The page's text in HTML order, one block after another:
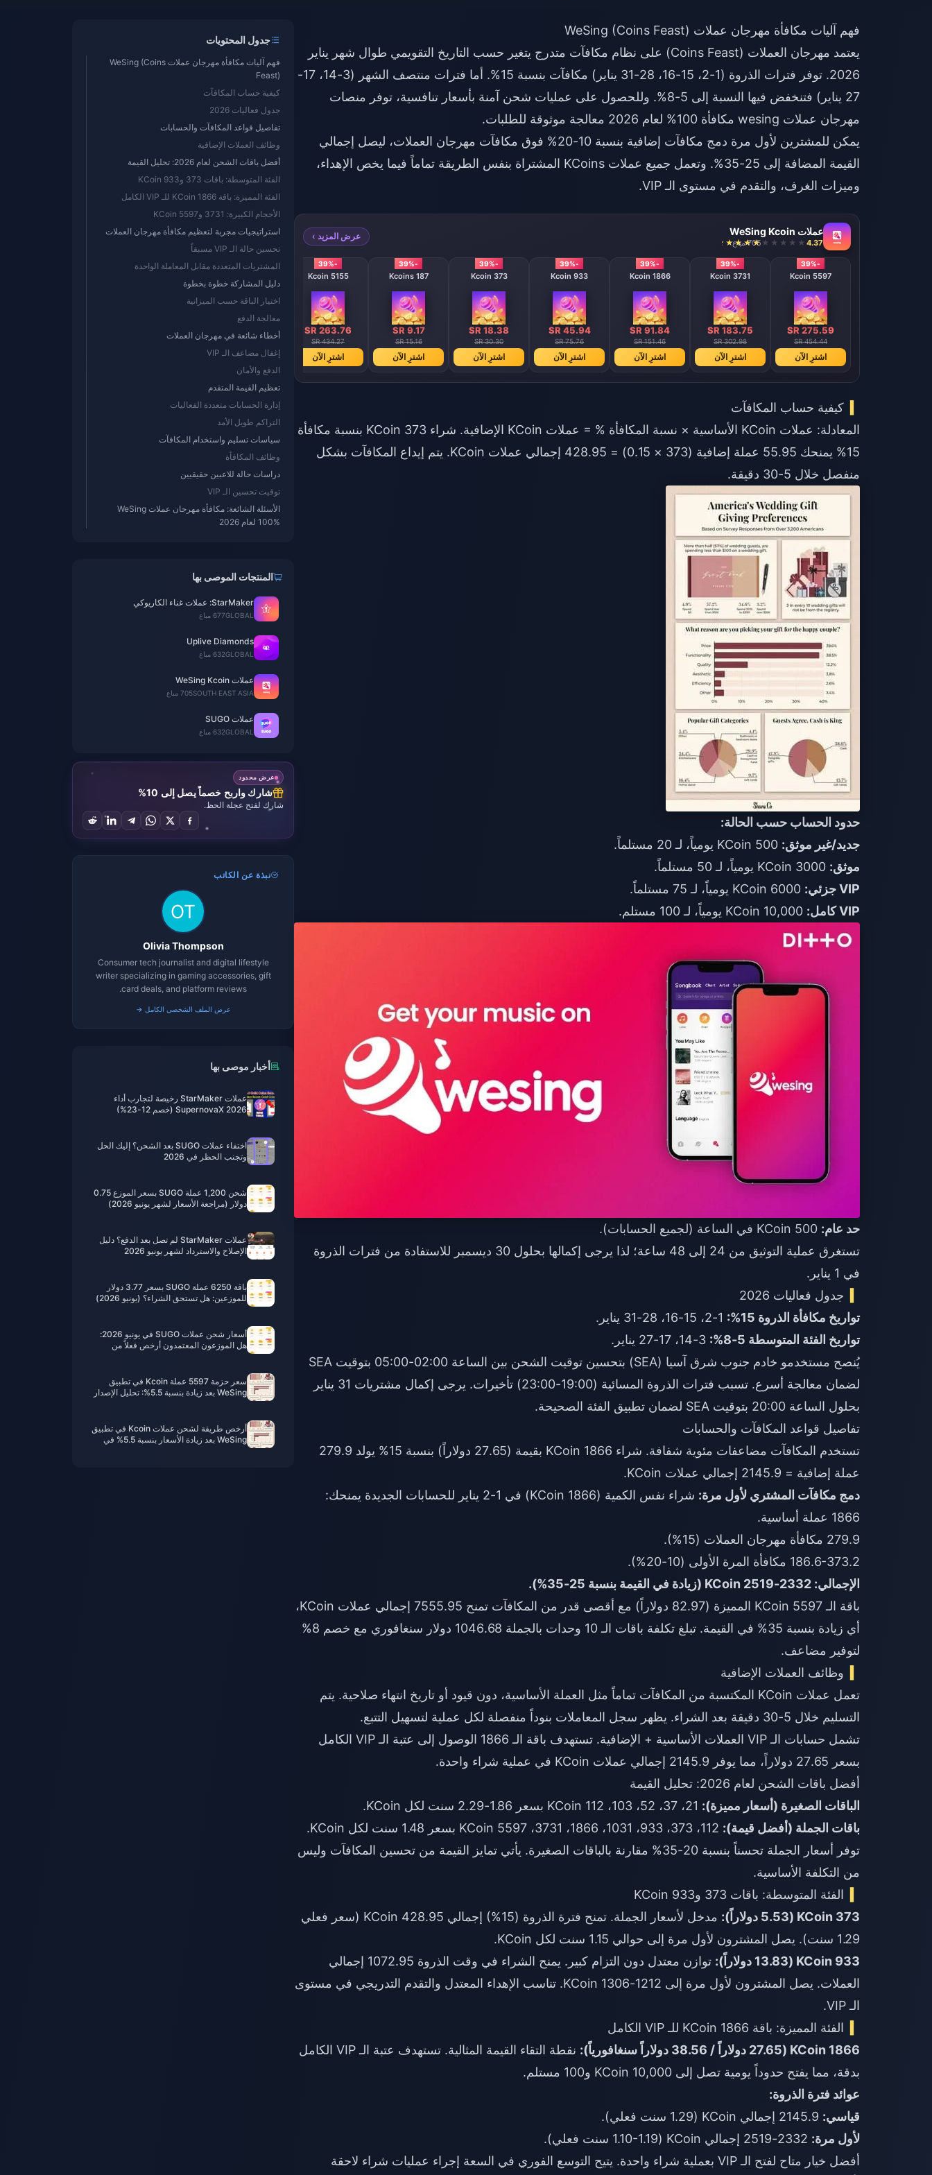
فهم آليات مكافأة مهرجان عملات WeSing (Coins Feast)
يعتمد مهرجان العملات (Coins Feast) على نظام مكافآت متدرج يتغير حسب التاريخ التقويمي طوال شهر يناير
2026. توفر فترات الذروة (1-2، 15-16، 28-31 يناير) مكافآت بنسبة 15%. أما فترات منتصف الشهر (3-14، 17-
27 يناير) فتنخفض فيها النسبة إلى 5-8%. وللحصول على عمليات شحن آمنة بأسعار تنافسية، توفر منصات
مهرجان عملات wesing مكافأة 100% لعام 2026
معالجة موثوقة للطلبات.
يمكن للمشترين لأول مرة دمج مكافآت إضافية بنسبة 10-20% فوق مكافآت مهرجان العملات، ليصل إجمالي
القيمة المضافة إلى 25-35%. وتعمل جميع عملات KCoins المشتراة بنفس الطريقة تماماً فيما يخص الإهداء،
وميزات الغرف، والتقدم في مستوى الـ VIP.
عملات WeSing Kcoin
4.37 705 مباع
عرض المزيد ›
-39%
5597 Kcoin
SR 275.59
SR 454.44
اشترِ الآن
-39%
3731 Kcoin
SR 183.75
SR 302.98
اشترِ الآن
-39%
1866 Kcoin
SR 91.84
SR 151.46
اشترِ الآن
-39%
933 Kcoin
SR 45.94
SR 75.76
اشترِ الآن
-39%
373 Kcoin
SR 18.38
SR 30.30
اشترِ الآن
-39%
187 Kcoins
SR 9.17
SR 15.16
اشترِ الآن
-39%
5155 Kcoin
SR 263.76
SR 434.27
اشترِ الآن
SR 105.46
SR 173.69
اشترِ الآن
SR 52.75
SR 86.88
كيفية حساب المكافآت
المعادلة: عملات KCoin الأساسية × نسبة المكافأة % = عملات KCoin الإضافية. شراء 373 KCoin بنسبة مكافأة
15% يمنحك 55.95 عملة إضافية (373 × 0.15) = 428.95 إجمالي عملات KCoin. يتم إيداع المكافآت بشكل
منفصل خلال 5-30 دقيقة.
حدود الحساب حسب الحالة:
جديد/غير موثق:
موثق:
VIP جزئي:
VIP كامل:
حد عام:
تستغرق عملية التوثيق من 24 إلى 48 ساعة؛ لذا يرجى إكمالها بحلول 30 ديسمبر للاستفادة من فترات الذروة
في 1 يناير.
جدول فعاليات 2026
تواريخ مكافأة الذروة 15%:
تواريخ الفئة المتوسطة 5-8%:
يُنصح مستخدمو خادم جنوب شرق آسيا (SEA) بتحسين توقيت الشحن بين الساعة 02:00-05:00 بتوقيت SEA
لضمان معالجة أسرع. تسبب فترات الذروة المسائية (19:00-23:00) تأخيرات. يرجى إكمال مشتريات 31 يناير
بحلول الساعة 20:00 بتوقيت SEA لضمان تطبيق الفئة الصحيحة.
تفاصيل قواعد المكافآت والحسابات
تستخدم المكافآت مضاعفات مئوية شفافة. شراء 1866 KCoin بقيمة (27.65 دولاراً) بنسبة 15% يولد 279.9
عملة إضافية = 2145.9 إجمالي عملات KCoin.
دمج مكافآت المشتري لأول مرة: شراء نفس الكمية (1866 KCoin) في 1-2 يناير للحسابات الجديدة يمنحك:
1866 عملة أساسية.
279.9 مكافأة مهرجان العملات (15%).
186.6-373.2 مكافأة المرة الأولى (10-20%).
الإجمالي: 2332-2519 KCoin (زيادة في القيمة بنسبة 25-35%).
باقة الـ 5597 KCoin المميزة (82.97 دولاراً) مع أقصى قدر من المكافآت تمنح 7555.95 إجمالي عملات KCoin،
أي زيادة بنسبة 35% في القيمة. تبلغ تكلفة باقات الـ 10 وحدات بالجملة 1046.68 دولار سنغافوري مع خصم 8%
لتوفير مضاعف.
وظائف العملات الإضافية
تعمل عملات KCoin المكتسبة من المكافآت تماماً مثل العملة الأساسية، دون قيود أو تاريخ انتهاء صلاحية. يتم
التسليم خلال 5-30 دقيقة بعد الشراء. يظهر سجل المعاملات بنوداً منفصلة لكل عملية لتسهيل التتبع.
تشمل حسابات الـ VIP العملات الأساسية + الإضافية. تستهدف باقة الـ 1866 الوصول إلى عتبة الـ VIP الكامل
بسعر 27.65 دولاراً، مما يوفر 2145.9 إجمالي عملات KCoin في عملية شراء واحدة.
أفضل باقات الشحن لعام 2026: تحليل القيمة
الباقات الصغيرة (أسعار مميزة):
باقات الجملة (أفضل قيمة):
توفر أسعار الجملة تحسناً بنسبة 20-35% مقارنة بالباقات الصغيرة. يأتي تمايز القيمة من تحسين المكافآت وليس
من التكلفة الأساسية.
الفئة المتوسطة: باقات 373 و933 KCoin
373 KCoin (5.53 دولاراً):
مدخل لأسعار الجملة. تمنح فترة الذروة (15%) إجمالي 428.95 KCoin (سعر فعلي
1.29 سنت). يصل المشترون لأول مرة إلى حوالي 1.15 سنت لكل KCoin.
933 KCoin (13.83 دولاراً):
توازن معتدل دون التزام كبير. يمنح الشراء في وقت الذروة 1072.95 إجمالي
العملات. يصل المشترون لأول مرة إلى 1212-1306 KCoin. تناسب الإهداء المعتدل والتقدم التدريجي في مستوى
الـ VIP.
الفئة المميزة: باقة 1866 KCoin للـ VIP الكامل
1866 KCoin (27.65 دولاراً / 38.56 دولاراً سنغافورياً):
نقطة التقاء القيمة المثالية. تستهدف عتبة الـ VIP الكامل
بدقة، مما يفتح حدوداً يومية تصل إلى 10,000 KCoin و100 مستلم.
عوائد فترة الذروة:
قياسي:
لأول مرة:
أفضل خيار متاح لفتح الـ VIP بعملية شراء واحدة. يتيح التوسع الفوري في السعة إجراء عمليات شراء لاحقة
جدول المحتويات
فهم آليات مكافأة مهرجان عملات WeSing (Coins
Feast)
كيفية حساب المكافآت
جدول فعاليات 2026
تفاصيل قواعد المكافآت والحسابات
وظائف العملات الإضافية
أفضل باقات الشحن لعام 2026: تحليل القيمة
الفئة المتوسطة: باقات 373 و933 KCoin
الفئة المميزة: باقة 1866 KCoin للـ VIP الكامل
الأحجام الكبيرة: 3731 و5597 KCoin
استراتيجيات مجربة لتعظيم مكافأة مهرجان العملات
تحسين حالة الـ VIP مسبقاً
المشتريات المتعددة مقابل المعاملة الواحدة
دليل المشاركة خطوة بخطوة
اختيار الباقة حسب الميزانية
معالجة الدفع
أخطاء شائعة في مهرجان العملات
إغفال مضاعف الـ VIP
الدفع والأمان
تعظيم القيمة المتقدم
إدارة الحسابات متعددة الفعاليات
التراكم طويل الأمد
سياسات تسليم واستخدام المكافآت
وظائف المكافأة
دراسات حالة للاعبين حقيقيين
توقيت تحسين الـ VIP
الأسئلة الشائعة: مكافأة مهرجان عملات WeSing
100% لعام 2026
المنتجات الموصى بها
StarMaker: عملات غناء الكاريوكي
GLOBAL677 مباع
Uplive Diamonds
GLOBAL632 مباع
عملات WeSing Kcoin
SOUTH EAST ASIA705 مباع
عملات SUGO
GLOBAL632 مباع
عرض محدود
شارك واربح خصماً يصل إلى 10%
شارك لفتح عجلة الحظ.
نبذة عن الكاتب
Olivia Thompson
Consumer tech journalist and digital lifestyle
writer specializing in gaming accessories, gift
card deals, and platform reviews.
عرض الملف الشخصي الكامل →
أخبار موصى بها
عملات StarMaker رخيصة لتجارب أداء
SupernovaX 2026 (خصم 12-23%)
اختفاء عملات SUGO بعد الشحن؟ إليك الحل
وتجنب الحظر في 2026
شحن 1,200 عملة SUGO بسعر الموزع 0.75
دولار (مراجعة الأسعار لشهر يونيو 2026)
عملات StarMaker لم تصل بعد الدفع؟ دليل
الإصلاح والاسترداد لشهر يونيو 2026
باقة 6250 عملة SUGO بسعر 3.77 دولار
للموزعين: هل تستحق الشراء؟ (يونيو 2026)
أسعار شحن عملات SUGO في يونيو 2026:
هل الموزعون المعتمدون أرخص فعلاً من
سعر حزمة 5597 عملة Kcoin في تطبيق
WeSing بعد زيادة بنسبة 5.5%: تحليل الإصدار
أرخص طريقة لشحن عملات Kcoin في تطبيق
WeSing بعد زيادة الأسعار بنسبة 5.5% في